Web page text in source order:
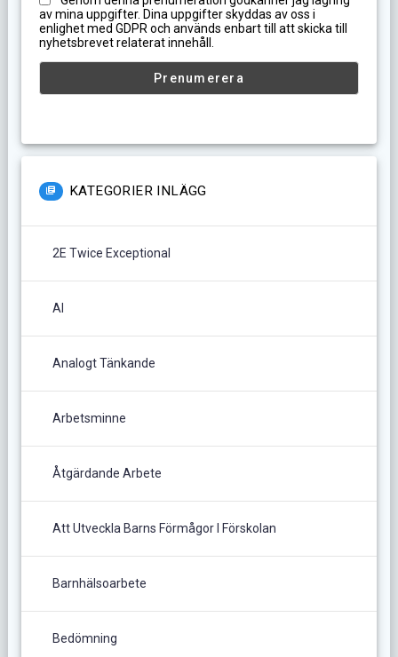
av mina uppgifter. Dina uppgifter skyddas av oss i
enlighet med GDPR och används enbart till att skicka till
nyhetsbrevet relaterat innehåll.
KATEGORIER INLÄGG
2E Twice Exceptional
AI
Analogt Tänkande
Arbetsminne
Åtgärdande Arbete
Att Utveckla Barns Förmågor I Förskolan
Barnhälsoarbete
Bedömning